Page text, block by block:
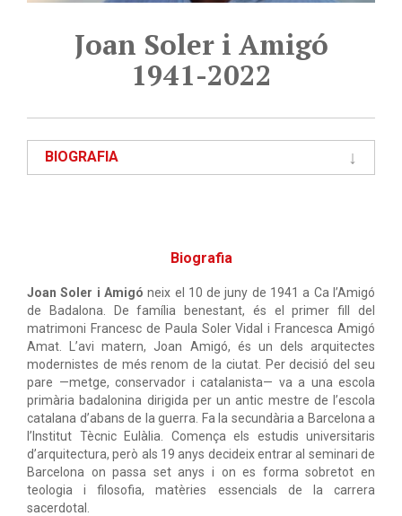
Joan Soler i Amigó
1941-2022
BIOGRAFIA
Biografia
Joan Soler i Amigóneix el 10 de juny de 1941 a Ca l’Amigó
de Badalona. De família benestant, és el primer fill del
matrimoni Francesc de Paula Soler Vidal i Francesca Amigó
Amat. L’avi matern, Joan Amigó, és un dels arquitectes
modernistes de més renom de la ciutat. Per decisió del seu
pare —metge, conservador i catalanista— va a una escola
primària badalonina dirigida per un antic mestre de l’escola
catalana d’abans de la guerra. Fa la secundària a Barcelona a
l’Institut Tècnic Eulàlia. Comença els estudis universitaris
d’arquitectura, però als 19 anys decideix entrar al seminari de
Barcelona on passa set anys i on es forma sobretot en
teologia i filosofia, matèries essencials de la carrera
sacerdotal.